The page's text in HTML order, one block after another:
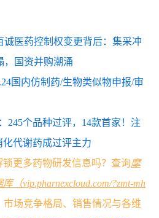
诚医药控制权变更背后：集采冲
，国资并购潮涌
国内仿制药/生物类似物申报/审
245个品种过评，14款首家！注
代谢药成过评主力
锁更多药物研发信息吗？查询摩
（vip.pharnexcloud.com/?zmt-mh
市场竞争格局、销售情况与各维